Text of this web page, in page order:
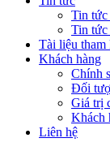
Tin
Tin tức
Tài liệu tham
Khách hàng
Chính
Đối
Giá trị
Khách
Liên hệ